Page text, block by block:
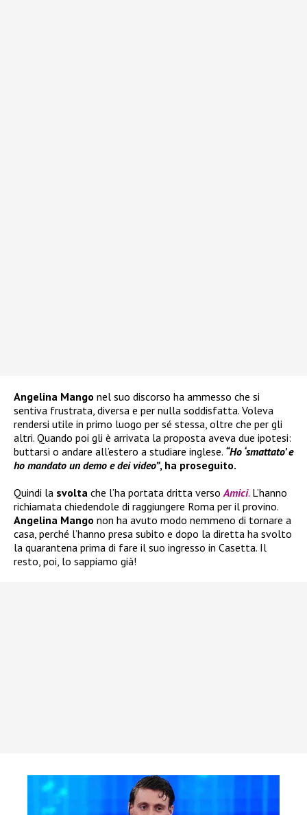
Angelina Mango nel suo discorso ha ammesso che si
sentiva frustrata, diversa e per nulla soddisfatta. Voleva
rendersi utile in primo luogo per sé stessa, oltre che per gli
altri. Quando poi gli è arrivata la proposta aveva due ipotesi:
buttarsi o andare all’estero a studiare inglese. “Ho ‘smattato’ e
ho mandato un demo e dei video”, ha proseguito.
Quindi la svolta che l’ha portata dritta verso Amici. L’hanno
richiamata chiedendole di raggiungere Roma per il provino.
Angelina Mango non ha avuto modo nemmeno di tornare a
casa, perché l’hanno presa subito e dopo la diretta ha svolto
la quarantena prima di fare il suo ingresso in Casetta. Il
resto, poi, lo sappiamo già!